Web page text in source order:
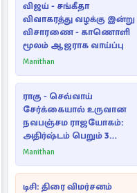
விஜய் - சங்கீதா
விவாகரத்து வழக்கு இன்று
விசாரணை - காணொளி
மூலம் ஆஜராக வாய்ப்பு
Manithan
ராகு - செவ்வாய்
சேர்க்கையால் உருவான
நவபஞ்சம ராஜயோகம்:
அதிர்ஷ்டம் பெறும் 3
ராசிகள்!
Manithan
டிசி: திரை விமர்சனம்